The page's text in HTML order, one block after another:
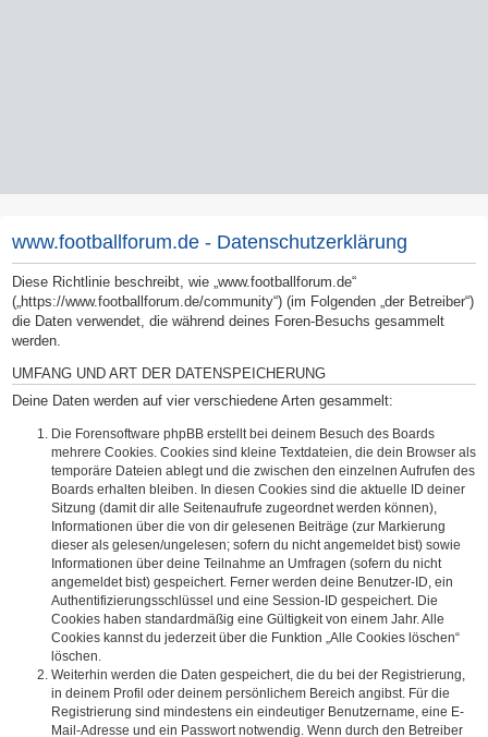
www.footballforum.de - Datenschutzerklärung
Diese Richtlinie beschreibt, wie „www.footballforum.de“
(„https://www.footballforum.de/community“) (im Folgenden „der Betreiber“)
die Daten verwendet, die während deines Foren-Besuchs gesammelt
werden.
UMFANG UND ART DER DATENSPEICHERUNG
Deine Daten werden auf vier verschiedene Arten gesammelt:
Die Forensoftware phpBB erstellt bei deinem Besuch des Boards
mehrere Cookies. Cookies sind kleine Textdateien, die dein Browser als
temporäre Dateien ablegt und die zwischen den einzelnen Aufrufen des
Boards erhalten bleiben. In diesen Cookies sind die aktuelle ID deiner
Sitzung (damit dir alle Seitenaufrufe zugeordnet werden können),
Informationen über die von dir gelesenen Beiträge (zur Markierung
dieser als gelesen/ungelesen; sofern du nicht angemeldet bist) sowie
Informationen über deine Teilnahme an Umfragen (sofern du nicht
angemeldet bist) gespeichert. Ferner werden deine Benutzer-ID, ein
Authentifizierungsschlüssel und eine Session-ID gespeichert. Die
Cookies haben standardmäßig eine Gültigkeit von einem Jahr. Alle
Cookies kannst du jederzeit über die Funktion „Alle Cookies löschen“
löschen.
Weiterhin werden die Daten gespeichert, die du bei der Registrierung,
in deinem Profil oder deinem persönlichem Bereich angibst. Für die
Registrierung sind mindestens ein eindeutiger Benutzername, eine E-
Mail-Adresse und ein Passwort notwendig. Wenn durch den Betreiber